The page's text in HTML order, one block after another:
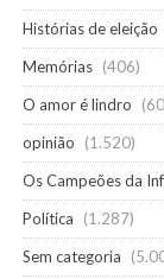
Histórias de eleição
Memórias (406)
O amor é lindro
opinião
(1.520)
Os Campeões da
Política
(1.287)
Sem categoria